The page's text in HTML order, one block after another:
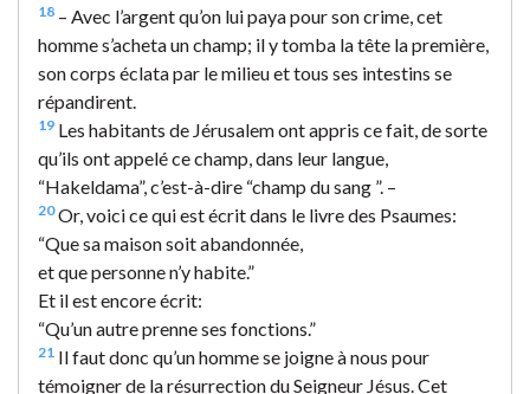
18 – Avec l’argent qu’on lui paya pour son crime, cet
homme s’acheta un champ; il y tomba la tête la première,
son corps éclata par le milieu et tous ses intestins se
répandirent.
19 Les habitants de Jérusalem ont appris ce fait, de sorte
qu’ils ont appelé ce champ, dans leur langue,
“Hakeldama”, c’est-à-dire “champ du sang ”. –
20Or, voici ce qui est écrit dans le livre des Psaumes:
“Que sa maison soit abandonnée,
et que personne n’y habite.”
Et il est encore écrit:
“Qu’un autre prenne ses fonctions.”
21 Il faut donc qu’un homme se joigne à nous pour
témoigner de la résurrection du Seigneur Jésus. Cet